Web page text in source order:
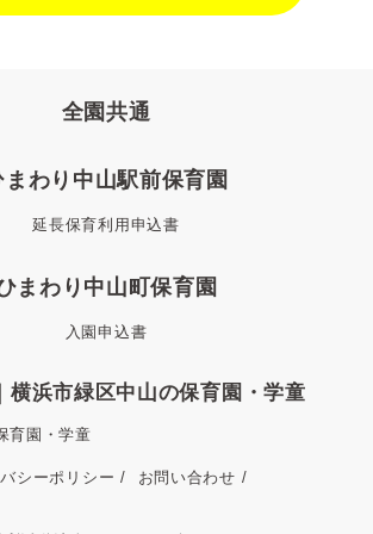
全園共通
まわり中山駅前保育園
延長保育利用申込書
まわり中山町保育園
入園申込書
横浜市緑区中山の保育園・学童
育園・学童
シーポリシー お問い合わせ